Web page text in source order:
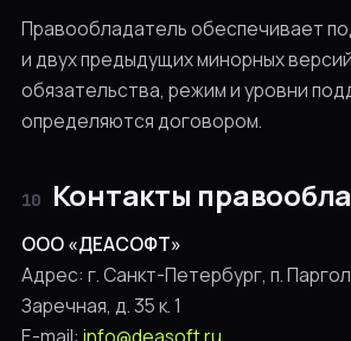
Правообладатель обеспечивает
и двух предыдущих минорных
обязательства, режим и уровни
определяются договором.
10 Контакты
ООО «ДЕАСОФТ»
Адрес: г. Санкт-Петербург, п.
Заречная, д. 35 к. 1